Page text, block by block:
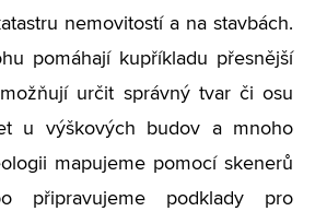
nemovitostí a na stavbách.
pomáhají kupříkladu přesnější
určit správný tvar či osu
u výškových budov a mnoho
mapujeme pomocí skenerů
připravujeme podklady pro